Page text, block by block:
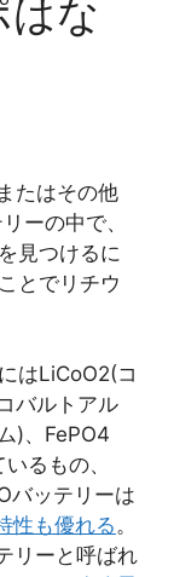
はな
たはその他
ーの中で、
見つけるに
とでリチウ
はLiCoO2(コ
バルトアル
)、FePO4
るもの、
バッテリーは
性も優れる。
リーと呼ばれ